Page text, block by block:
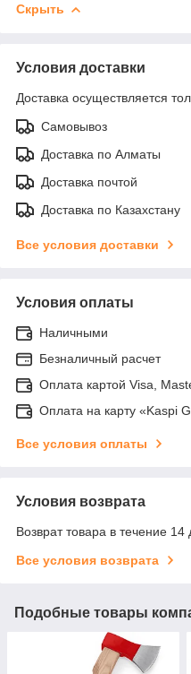
Скрыть
Условия доставки
Доставка осуществляется
Самовывоз
Доставка по Алматы
Доставка почтой
Доставка по Казахстану
Все условия доставки
Условия оплаты
Наличными
Безналичный расчет
Оплата картой Visa,
Оплата на карту «Kaspi
Все условия оплаты
Условия возврата
Возврат товара в течение
Все условия возврата
Подобные товары